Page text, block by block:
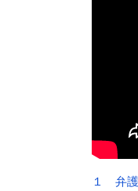
１ 弁護